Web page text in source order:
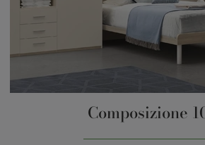
Composizione